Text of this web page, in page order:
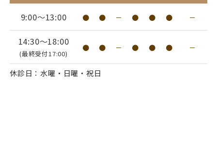
9:00～13:00 ● ● － ● ● ● －
14:30～18:00
(最終受付17:00)
● ● － ● ● ● －
休診日：水曜・日曜・祝日